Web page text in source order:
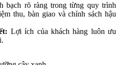
bạch rõ ràng trong từng quy trình
thu, bàn giao và chính sách hậu
Lợi ích của khách hàng luôn ưu